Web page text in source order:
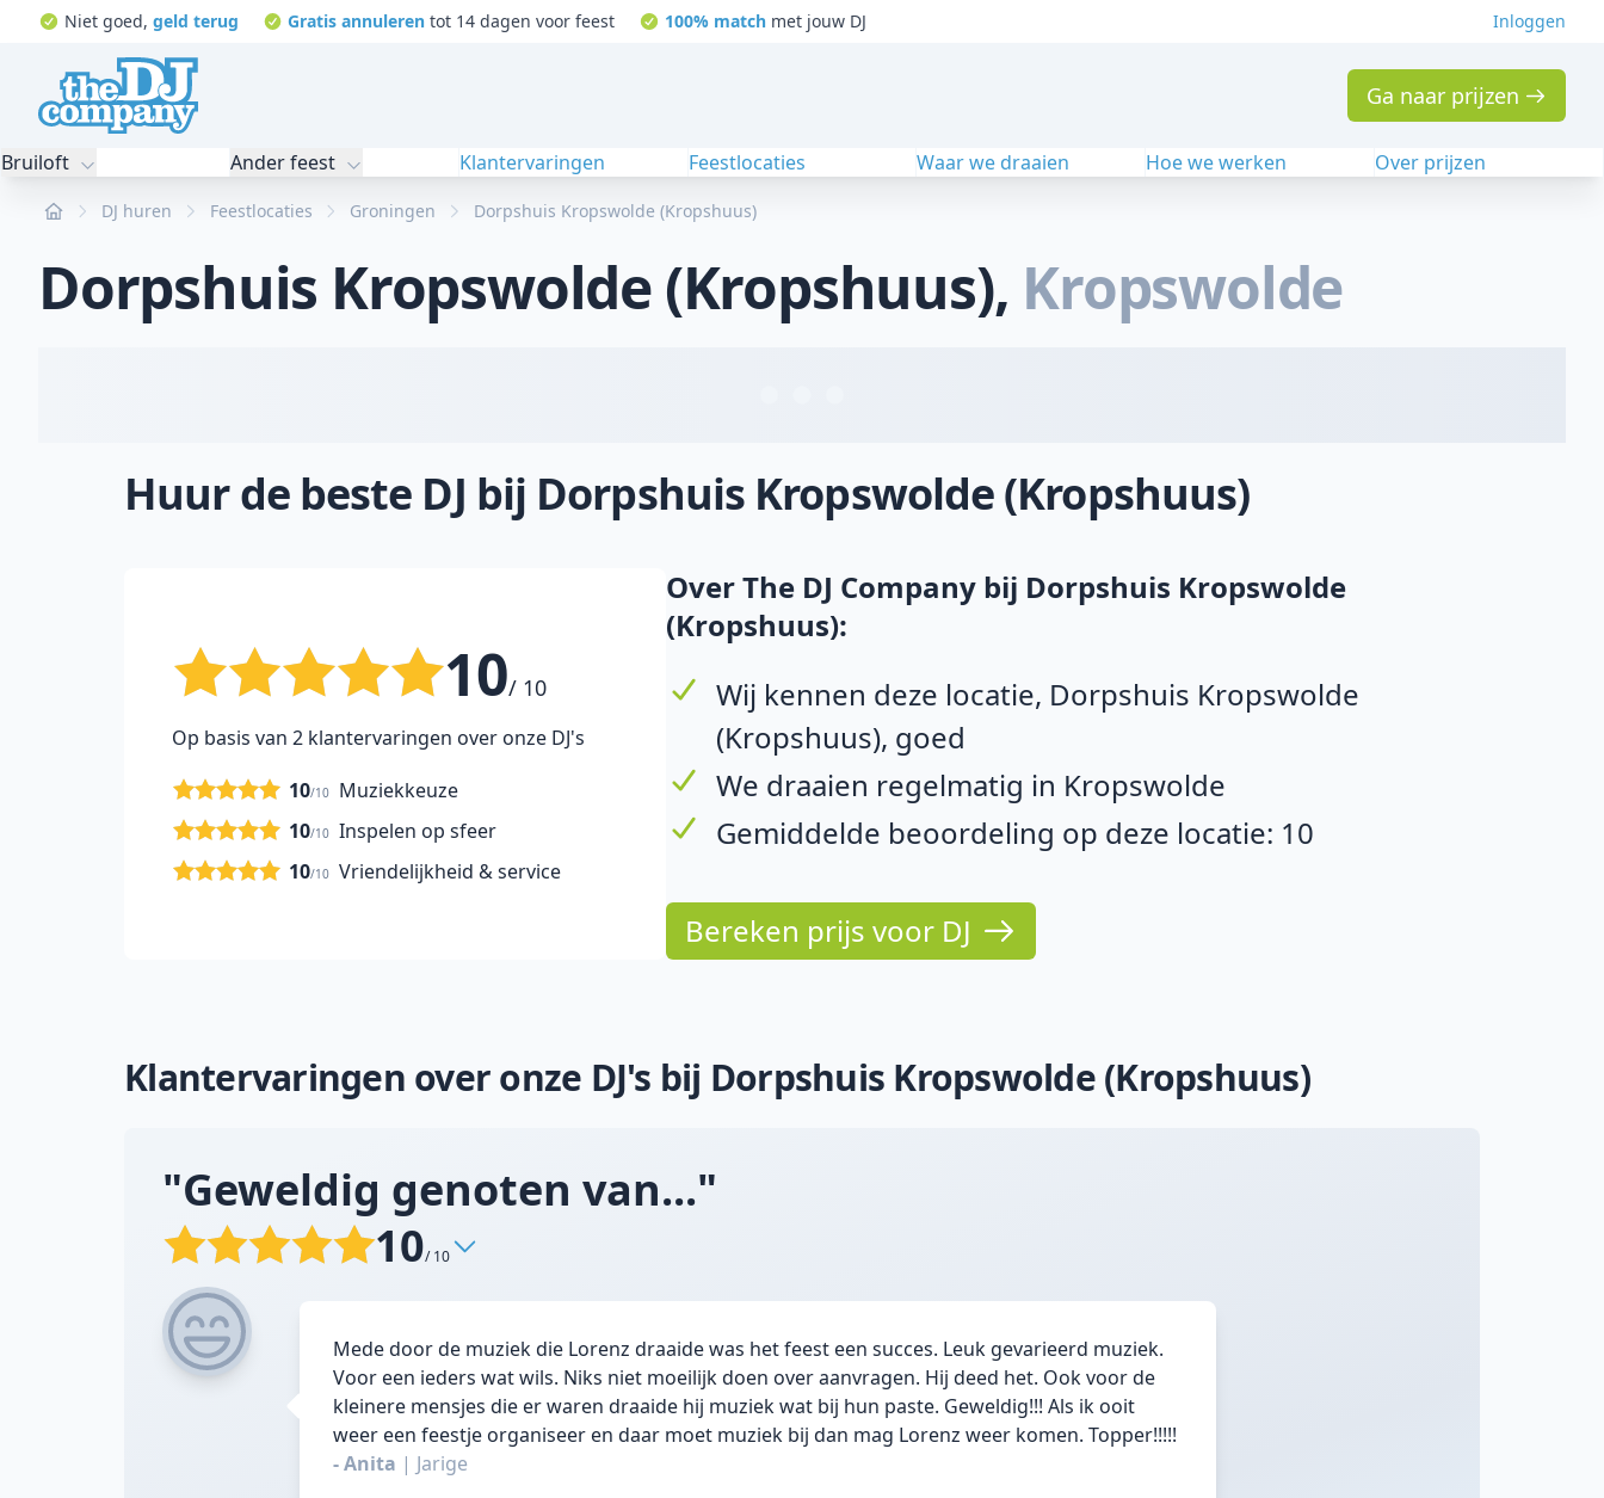
Niet goed, geld terug Gratis annuleren tot 14 dagen voor feest 100% matchmet jouw DJ Inloggen
Ga naar prijzen
Bruiloft Ander feest Klantervaringen Feestlocaties Waar we draaien Hoe we werken Over prijzen
Home DJ huren Feestlocaties Groningen Dorpshuis Kropswolde (Kropshuus)
Dorpshuis Kropswolde (Kropshuus), Kropswolde
Huur de beste DJ bij Dorpshuis Kropswolde (Kropshuus)
10/ 10
Op basis van 2 klantervaringen over onze DJ's
Muziekkeuze
10/10
Inspelen op sfeer
10/10
Vriendelijkheid & service
10/10
Over The DJ Company bij Dorpshuis Kropswolde
(Kropshuus):
Wij kennen deze locatie, Dorpshuis Kropswolde
(Kropshuus), goed
We draaien regelmatig in Kropswolde
Gemiddelde beoordeling op deze locatie: 10
Bereken prijs voor DJ
Klantervaringen over onze DJ's bij Dorpshuis Kropswolde (Kropshuus)
"Geweldig genoten van..."
10/ 10
Mede door de muziek die Lorenz draaide was het feest een succes. Leuk gevarieerd muziek.
Voor een ieders wat wils. Niks niet moeilijk doen over aanvragen. Hij deed het. Ook voor de
kleinere mensjes die er waren draaide hij muziek wat bij hun paste. Geweldig!!! Als ik ooit
weer een feestje organiseer en daar moet muziek bij dan mag Lorenz weer komen. Topper!!!!!
- Anita | Jarige